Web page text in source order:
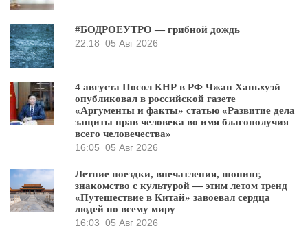
#БОДРОЕУТРО — грибной дождь
22:18 05 Авг 2026
4 августа Посол КНР в РФ Чжан Ханьхуэй
опубликовал в российской газете
«Аргументы и факты» статью «Развитие дела
защиты прав человека во имя благополучия
всего человечества»
16:05 05 Авг 2026
Летние поездки, впечатления, шопинг,
знакомство с культурой — этим летом тренд
«Путешествие в Китай» завоевал сердца
людей по всему миру
16:03 05 Авг 2026